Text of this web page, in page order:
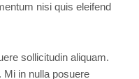
nisi quis eleifend
sollicitudin aliquam.
Mi in nulla posuere